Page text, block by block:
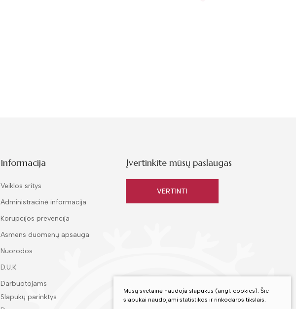
Informacija
Veiklos sritys
Administracinė informacija
Korupcijos prevencija
Asmens duomenų apsauga
Nuorodos
D.U.K
Darbuotojams
Slapukų parinktys
Įvertinkite mūsų paslaugas
VERTINTI
Mūsų svetainė naudoja slapukus (angl. cookies). Šie
slapukai naudojami statistikos ir rinkodaros tikslais.